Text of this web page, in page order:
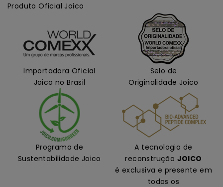
Produto Oficial Joico
Importadora Oficial
Joico no Brasil
Selo de
Originalidade Joico
Programa de
Sustentabilidade Joico
A tecnologia de
reconstrução JOICO
é exclusiva e presente em
todos os